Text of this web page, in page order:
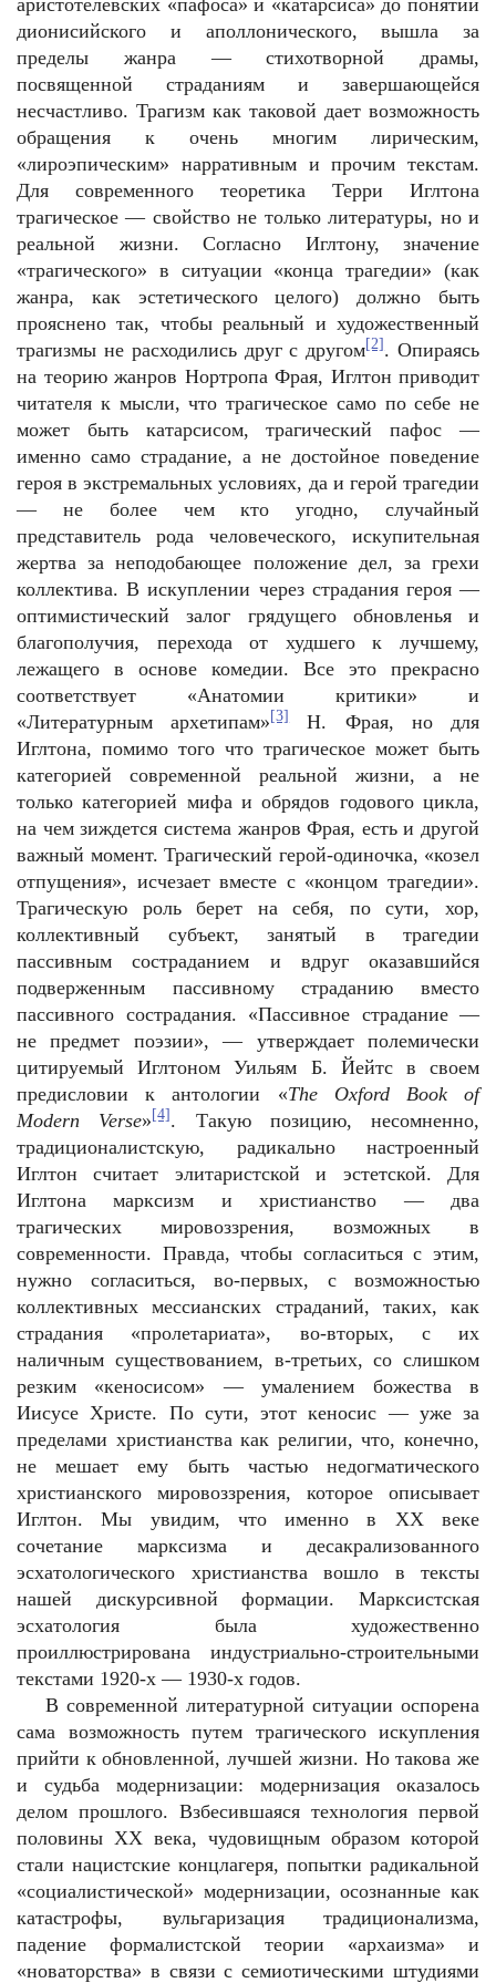
аристотелевских «пафоса» и «катарсиса» до понятий
дионисийского и аполлонического, вышла за
пределы жанра — стихотворной драмы,
посвященной страданиям и завершающейся
несчастливо. Трагизм как таковой дает возможность
обращения к очень многим лирическим,
«лироэпическим» нарративным и прочим текстам.
Для современного теоретика Терри Иглтона
трагическое — свойство не только литературы, но и
реальной жизни. Согласно Иглтону, значение
«трагического» в ситуации «конца трагедии» (как
жанра, как эстетического целого) должно быть
прояснено так, чтобы реальный и художественный
трагизмы не расходились друг с другом[2]. Опираясь
на теорию жанров Нортропа Фрая, Иглтон приводит
читателя к мысли, что трагическое само по себе не
может быть катарсисом, трагический пафос —
именно само страдание, а не достойное поведение
героя в экстремальных условиях, да и герой трагедии
— не более чем кто угодно, случайный
представитель рода человеческого, искупительная
жертва за неподобающее положение дел, за грехи
коллектива. В искуплении через страдания героя —
оптимистический залог грядущего обновленья и
благополучия, перехода от худшего к лучшему,
лежащего в основе комедии. Все это прекрасно
соответствует «Анатомии критики» и
«Литературным архетипам» [3]Н. Фрая, но для
Иглтона, помимо того что трагическое может быть
категорией современной реальной жизни, а не
только категорией мифа и обрядов годового цикла,
на чем зиждется система жанров Фрая, есть и другой
важный момент. Трагический герой-одиночка, «козел
отпущения», исчезает вместе с «концом трагедии».
Трагическую роль берет на себя, по сути, хор,
коллективный субъект, занятый в трагедии
пассивным состраданием и вдруг оказавшийся
подверженным пассивному страданию вместо
пассивного сострадания. «Пассивное страдание —
не предмет поэзии», — утверждает полемически
цитируемый Иглтоном Уильям Б. Йейтс в своем
предисловии к антологии «The Oxford Book
of
Modern Verse» [4] . Такую позицию, несомненно,
традиционалистскую, радикально настроенный
Иглтон считает элитаристской и эстетской. Для
Иглтона марксизм и христианство — два
трагических мировоззрения, возможных в
современности. Правда, чтобы согласиться с этим,
нужно согласиться, во-первых, с возможностью
коллективных мессианских страданий, таких, как
страдания «пролетариата», во-вторых, с их
наличным существованием, в-третьих, со слишком
резким «кеносисом» — умалением божества в
Иисусе Христе. По сути, этот кеносис — уже за
пределами христианства как религии, что, конечно,
не мешает ему быть частью недогматического
христианского мировоззрения, которое описывает
Иглтон. Мы увидим, что именно в ХХ веке
сочетание марксизма и десакрализованного
эсхатологического христианства вошло в тексты
нашей дискурсивной формации. Марксистская
эсхатология была художественно
проиллюстрирована индустриально-строительными
текстами 1920-х — 1930-х годов.
В современной литературной ситуации оспорена
сама возможность путем трагического искупления
прийти к обновленной, лучшей жизни. Но такова же
и судьба модернизации: модернизация оказалось
делом прошлого. Взбесившаяся технология первой
половины XX века, чудовищным образом которой
стали нацистские концлагеря, попытки радикальной
«социалистической» модернизации, осознанные как
катастрофы, вульгаризация традиционализма,
падение формалистской теории «архаизма» и
«новаторства» в связи с семиотическими штудиями